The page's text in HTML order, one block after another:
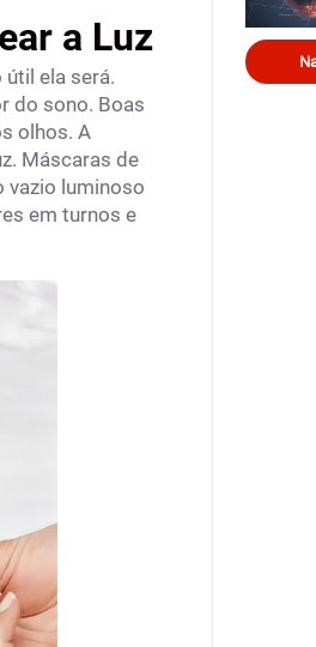
a Luz
ela será.
do sono. Boas
olhos. A
Máscaras de
vazio luminoso
em turnos e